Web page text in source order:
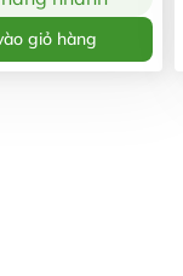
giỏ hàng